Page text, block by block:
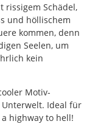
rissigem Schädel,
und höllischem
kommen, denn
Seelen, um
kein
Motiv-
Ideal für
highway to hell!